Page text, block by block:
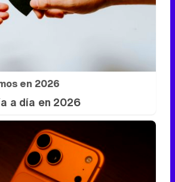
en 2026
a día en 2026